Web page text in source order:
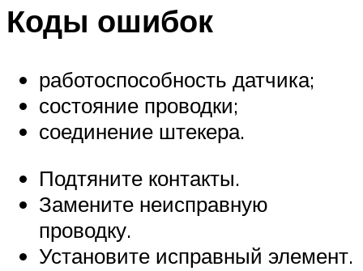
Коды ошибок
работоспособность датчика;
состояние проводки;
соединение штекера.
Подтяните контакты.
Замените неисправную
проводку.
Установите исправный элемент.